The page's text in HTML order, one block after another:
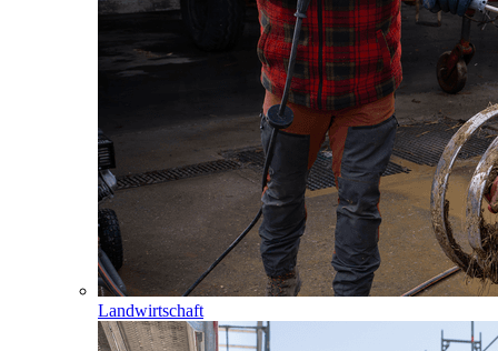
Landwirtschaft